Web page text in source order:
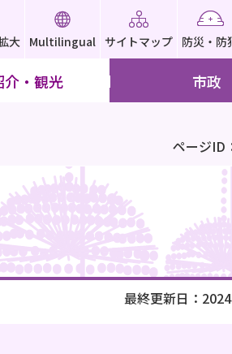
大 Multilingual サイトマップ 防災・防
介・観光 市政
ページID
最終更新日：